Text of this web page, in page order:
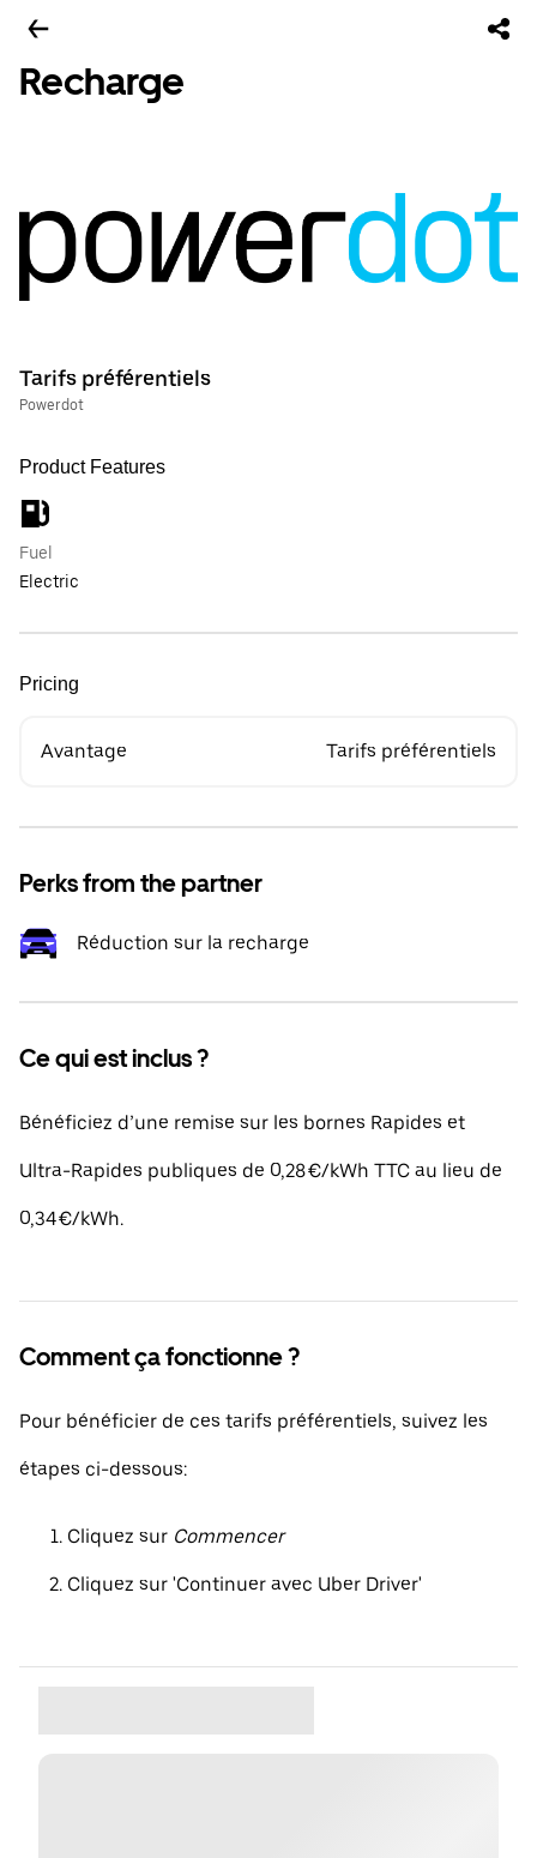
Recharge
Tarifs préférentiels
Powerdot
Product Features
Fuel
Electric
Pricing
Avantage Tarifs préférentiels
Perks from the partner
Réduction sur la recharge
Ce qui est inclus ?
Bénéficiez d’une remise sur les bornes Rapides et
Ultra-Rapides publiques de 0,28 €/kWh TTC au lieu de
0,34 €/kWh.
Comment ça fonctionne ?
Pour bénéficier de ces tarifs préférentiels, suivez les
étapes ci-dessous:
Cliquez sur Commencer
Cliquez sur 'Continuer avec Uber Driver'